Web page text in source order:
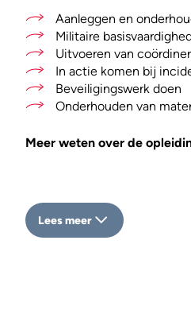
Aanleggen en
Militaire
Uitvoeren van
In actie komen bij
Beveiligingswerk doen
Onderhouden van
Meer weten over de
Lees meer